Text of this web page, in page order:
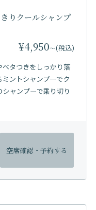
りクールシャンプ
¥4,950〜(税込)
タつきをしっかり落
ントシャンプーでク
ャンプーで乗り切り
空席確認・ 予約する